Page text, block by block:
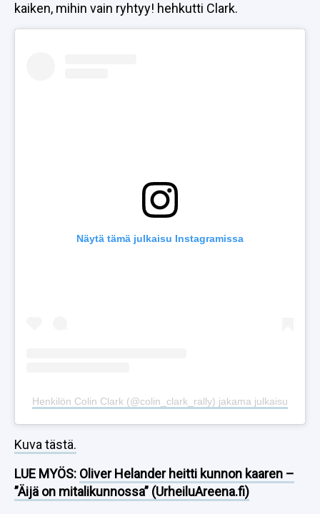
kaiken, mihin vain ryhtyy! hehkutti Clark.
Näytä tämä julkaisu Instagramissa
Henkilön Colin Clark (@colin_clark_rally) jakama julkaisu
Kuva tästä.
LUE MYÖS: Oliver Helander heitti kunnon kaaren –
”Äijä on mitalikunnossa” (UrheiluAreena.fi)